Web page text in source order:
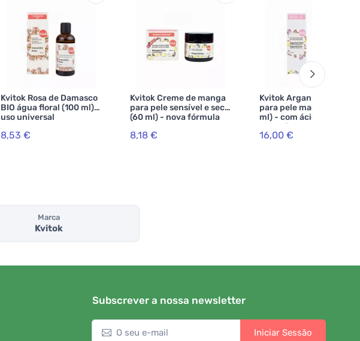
Kvitok Rosa de Damasco
BIO água floral (100 ml) -
uso universal
8,53 €
Kvitok Creme de manga
para pele sensível e seca
(60 ml) - nova fórmula
8,18 €
Kvitok Argan Day Cream
para pele madura 30 (30
ml) - com ácido
hialurónico
16,00 €
Marca
Kvitok
Subscrever a nossa newsletter
Iniciar Sessão